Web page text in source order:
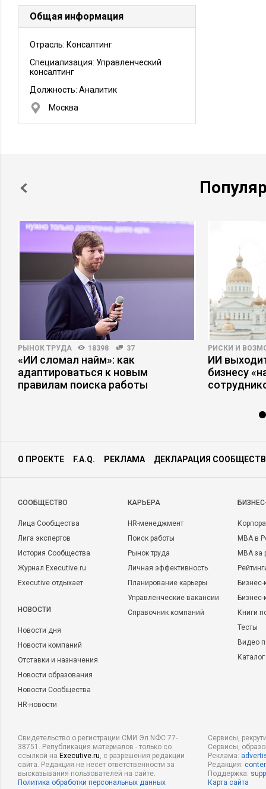
Общая информация
Отрасль: Консалтинг
Специализация: Управленческий
консалтинг
Должность: Аналитик
Москва
РЫНОК ТРУДА 18398 37
«ИИ сломал найм»: как
адаптироваться к новым
правилам поиска работы
РИСКИ И
ИИ
бизнесу
О ПРОЕКТЕ F.A.Q. РЕКЛАМА ДЕКЛАРАЦИЯ
CООБЩЕСТВО
Лица Сообщества
Лига экспертов
История Сообщества
Журнал Executive.ru
Executive отдыхает
НОВОСТИ
Новости дня
Новости компаний
Отставки и назначения
Новости образования
Новости Сообщества
HR-новости
КАРЬЕРА
HR-менеджмент
Поиск работы
Рынок труда
Личная эффективность
Планирование карьеры
Управленческие вакансии
Справочник компаний
MBA в
MBA
Бизнес-
Книги
Тесты
Видео
Свидетельство о регистрации СМИ Эл NФС 77-
38751. Републикация материалов - только со
ссылкой на Executive.ru, с разрешения редакции
сайта. Редакция не несет ответственности за
высказывания пользователей на сайте.
Политика обработки персональных данных
Сервисы,
Сервисы,
Реклама:
Редакция:
Поддержка:
Карта сайта